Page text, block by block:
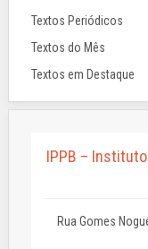
Textos Periódicos
Textos do Mês
Textos em Destaque
IPPB –
Rua Gomes